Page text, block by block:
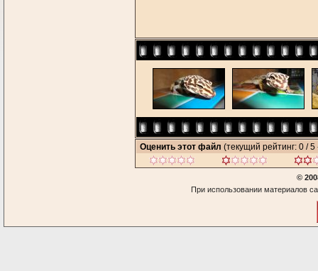
Оценить этот файл (текущий рейтинг: 0 / 5
©
При использовании материалов